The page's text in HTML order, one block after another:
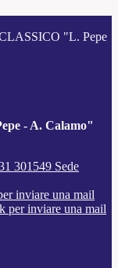
"L. Pepe
- A. Calamo"
301549 Sede
inviare una mail
per inviare una mail